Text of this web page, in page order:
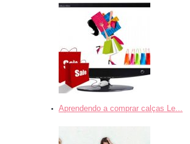
Aprendendo a comprar calças Le...